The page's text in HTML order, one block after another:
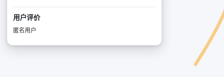
用户评价
匿名用户